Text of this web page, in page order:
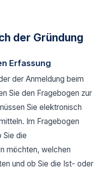
der Gründung
Erfassung
der Anmeldung beim
Sie den Fragebogen zur
Sie elektronisch
Im Fragebogen
Sie die
möchten, welchen
und ob Sie die Ist- oder